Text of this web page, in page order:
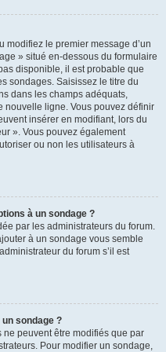
modifiez le premier message d’un
» situé en-dessous du formulaire
disponible, il est probable que
sondages. Saisissez le titre du
dans les champs adéquats,
nouvelle ligne. Vous pouvez définir
insérer en modifiant, lors du
». Vous pouvez également
ou non les utilisateurs à
à un sondage ?
par les administrateurs du forum.
à un sondage vous semble
du forum s’il est
sondage ?
peuvent être modifiés que par
Pour modifier un sondage,